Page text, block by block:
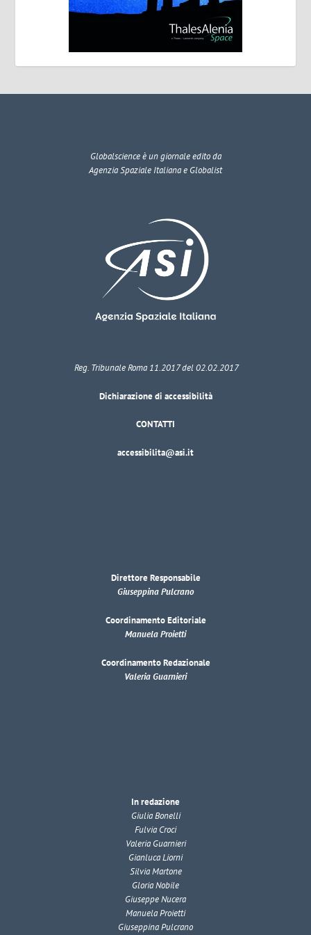
Globalscienceè un giornale edito da
Agenzia Spaziale Italiana e Globalist
Reg. Tribunale Roma 11.2017 del 02.02.2017
Dichiarazione di accessibilità
CONTATTI
accessibilita@asi.it
Direttore Responsabile
Giuseppina Pulcrano
Coordinamento Editoriale
Manuela Proietti
Coordinamento Redazionale
Valeria Guarnieri
In redazione
Giulia Bonelli
Fulvia Croci
Valeria Guarnieri
Gianluca Liorni
Silvia Martone
Gloria Nobile
Giuseppe Nucera
Manuela Proietti
Giuseppina Pulcrano